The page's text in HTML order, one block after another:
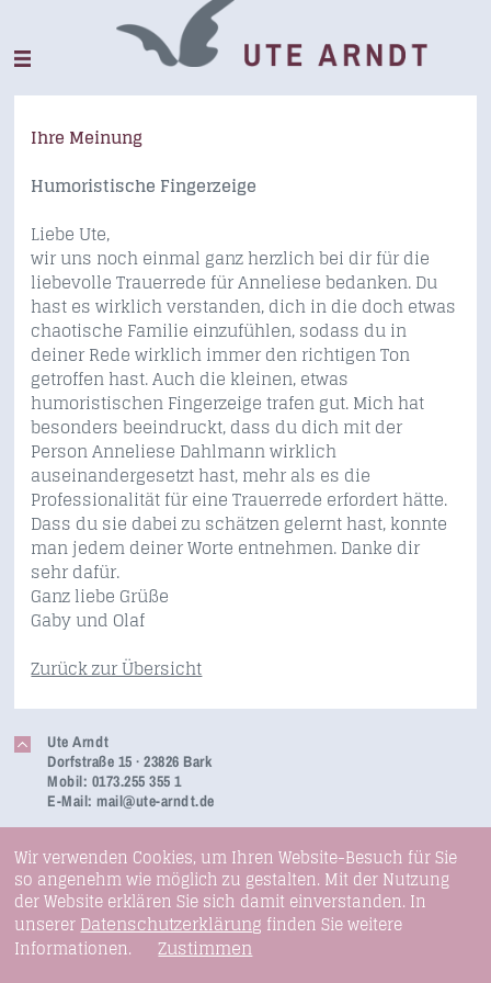
Ihre Meinung
Humoristische Fingerzeige
Liebe Ute,
wir uns noch einmal ganz herzlich bei dir für die
liebevolle Trauerrede für Anneliese bedanken. Du
hast es wirklich verstanden, dich in die doch etwas
chaotische Familie einzufühlen, sodass du in
deiner Rede wirklich immer den richtigen Ton
getroffen hast. Auch die kleinen, etwas
humoristischen Fingerzeige trafen gut. Mich hat
besonders beeindruckt, dass du dich mit der
Person Anneliese Dahlmann wirklich
auseinandergesetzt hast, mehr als es die
Professionalität für eine Trauerrede erfordert hätte.
Dass du sie dabei zu schätzen gelernt hast, konnte
man jedem deiner Worte entnehmen. Danke dir
sehr dafür.
Ganz liebe Grüße
Gaby und Olaf
Zurück zur Übersicht
Ute Arndt
Dorfstraße 15 · 23826 Bark
Mobil: 0173.255 355 1
E-Mail:mail@ute-arndt.de
Wir verwenden Cookies, um Ihren Website-Besuch für Sie
so angenehm wie möglich zu gestalten. Mit der Nutzung
der Website erklären Sie sich damit einverstanden. In
unsererDatenschutzerklärung finden Sie weitere
Informationen.Zustimmen